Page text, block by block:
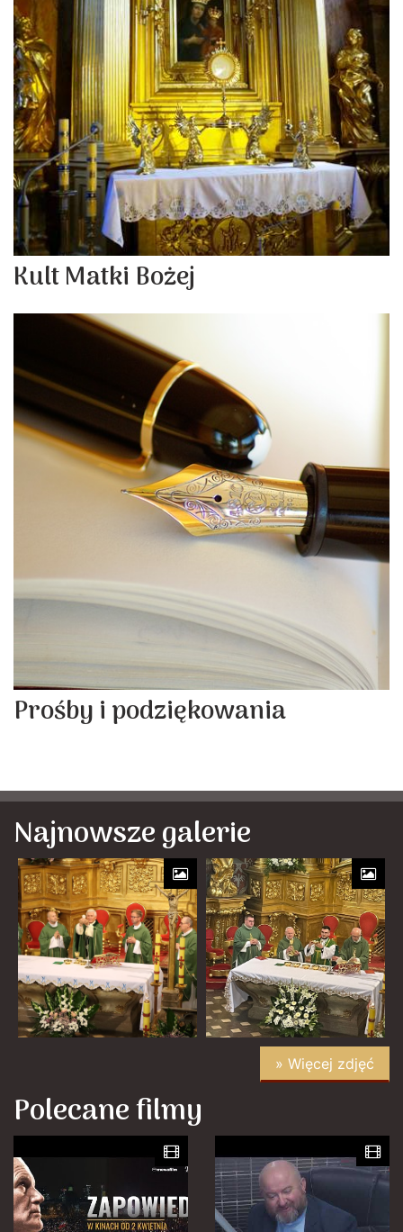
Kult Matki Bożej
Prośby i podziękowania
Najnowsze galerie
» Więcej zdjęć
Polecane filmy